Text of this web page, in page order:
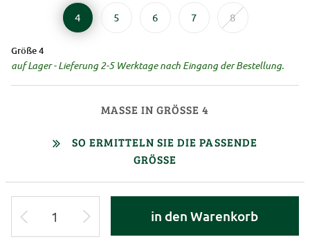
4 5 6 7 8
Größe 4
auf Lager - Lieferung 2-5 Werktage nach Eingang der Bestellung.
MASSE IN GRÖSSE 4
SO ERMITTELN SIE DIE PASSENDE
GRÖSSE
in den Warenkorb